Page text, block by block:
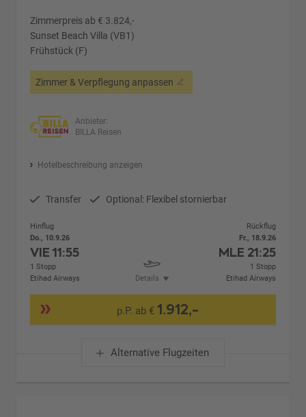
Zimmerpreis ab € 3.824,-
Sunset Beach Villa (VB1)
Frühstück (F)
Zimmer & Verpflegung anpassen
Anbieter:
BILLA Reisen
Hotelbeschreibung anzeigen
Transfer Optional: Flexibel stornierbar
Hinflug
Do., 10.9.26
VIE11:55
1 Stopp
Etihad Airways
Details
Rückflug
Fr., 18.9.26
MLE 21:25
1 Stopp
Etihad Airways
p.P. ab €1.912,-
Alternative Flugzeiten